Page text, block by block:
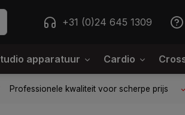
+31 (0)24 645 1309
apparatuur Cardio
direct uit voorraad geleverd